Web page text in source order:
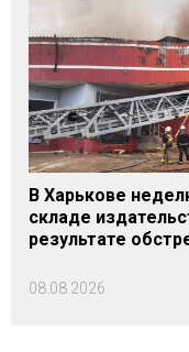
В Харькове
складе
результате
08.08.2026